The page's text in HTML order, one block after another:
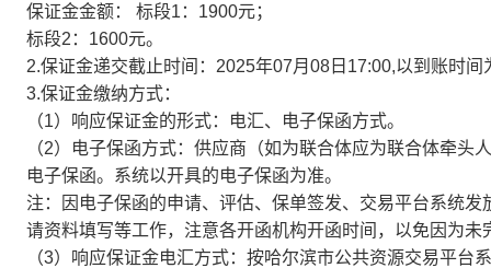
保证金金额： 标段1：1900元；
标段2：1600元。
2.保证金递交截止时间：2025年07月08日17:00,以到账时间
3.保证金缴纳方式：
（1）响应保证金的形式：电汇、电子保函方式。
（2）电子保函方式：供应商（如为联合体应为联合体牵
电子保函。系统以开具的电子保函为准。
注：因电子保函的申请、评估、保单签发、交易平台系统
请资料填写等工作，注意各开函机构开函时间，以免因为
（3）响应保证金电汇方式：按哈尔滨市公共资源交易平